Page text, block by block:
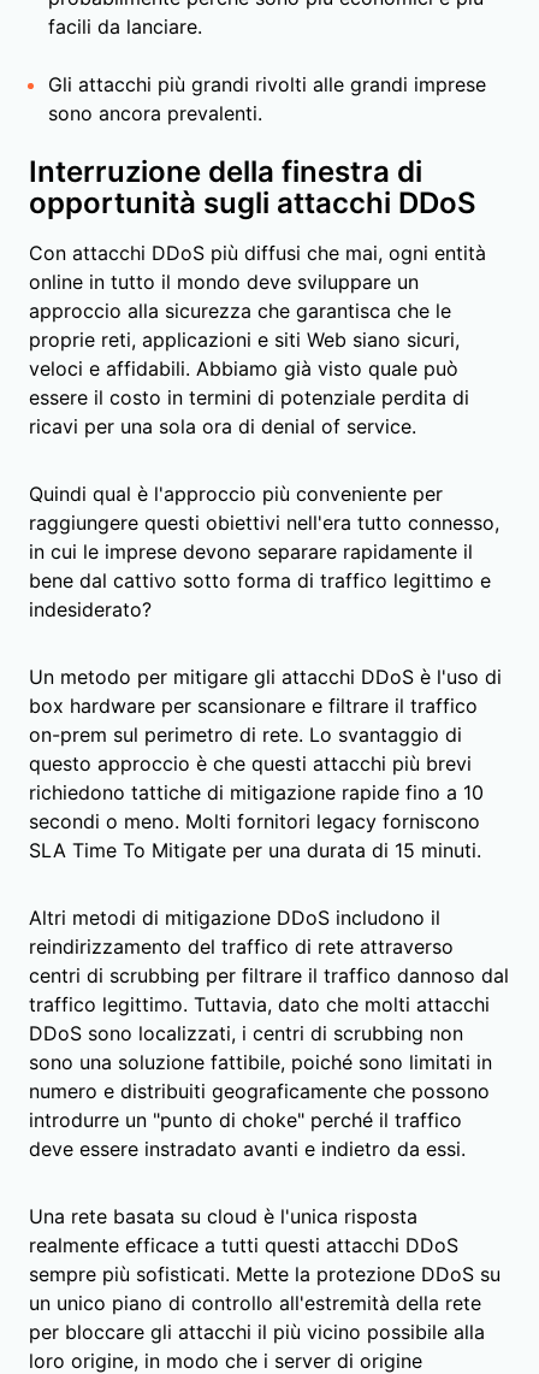
facili da lanciare.
Gli attacchi più grandi rivolti alle grandi imprese
sono ancora prevalenti.
Interruzione della finestra di
opportunità sugli attacchi DDoS
Con attacchi DDoS più diffusi che mai, ogni entità
online in tutto il mondo deve sviluppare un
approccio alla sicurezza che garantisca che le
proprie reti, applicazioni e siti Web siano sicuri,
veloci e affidabili. Abbiamo già visto quale può
essere il costo in termini di potenziale perdita di
ricavi per una sola ora di denial of service.
Quindi qual è l'approccio più conveniente per
raggiungere questi obiettivi nell'era tutto connesso,
in cui le imprese devono separare rapidamente il
bene dal cattivo sotto forma di traffico legittimo e
indesiderato?
Un metodo per mitigare gli attacchi DDoS è l'uso di
box hardware per scansionare e filtrare il traffico
on-prem sul perimetro di rete. Lo svantaggio di
questo approccio è che questi attacchi più brevi
richiedono tattiche di mitigazione rapide fino a 10
secondi o meno. Molti fornitori legacy forniscono
SLA Time To Mitigate per una durata di 15 minuti.
Altri metodi di mitigazione DDoS includono il
reindirizzamento del traffico di rete attraverso
centri di scrubbing per filtrare il traffico dannoso dal
traffico legittimo. Tuttavia, dato che molti attacchi
DDoS sono localizzati, i centri di scrubbing non
sono una soluzione fattibile, poiché sono limitati in
numero e distribuiti geograficamente che possono
introdurre un "punto di choke" perché il traffico
deve essere instradato avanti e indietro da essi.
Una rete basata su cloud è l'unica risposta
realmente efficace a tutti questi attacchi DDoS
sempre più sofisticati. Mette la protezione DDoS su
un unico piano di controllo all'estremità della rete
per bloccare gli attacchi il più vicino possibile alla
loro origine, in modo che i server di origine